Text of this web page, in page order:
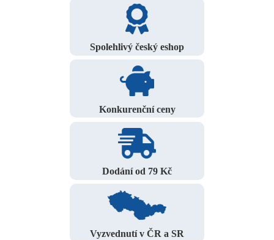
Spolehlivý český eshop
Konkurenční ceny
Dodání od 79 Kč
Vyzvednutí v ČR a SR